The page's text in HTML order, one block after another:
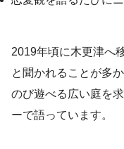
2019年頃に木更津へ
と聞かれることが多
のび遊べる広い庭を
ーで語っています。